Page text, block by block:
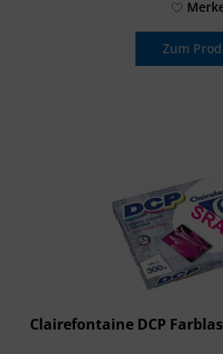
Zum
Clairefontaine DCP